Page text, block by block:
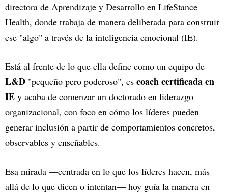
directora de Aprendizaje y Desarrollo en LifeStance
Health, donde trabaja de manera deliberada para construir
ese "algo" a través de la inteligencia emocional (IE).
Está al frente de lo que ella define como un equipo de
L&D "pequeño pero poderoso", es coach certificada en
IE y acaba de comenzar un doctorado en liderazgo
organizacional, con foco en cómo los líderes pueden
generar inclusión a partir de comportamientos concretos,
observables y enseñables.
Esa mirada —centrada en lo que los líderes hacen, más
allá de lo que dicen o intentan— hoy guía la manera en